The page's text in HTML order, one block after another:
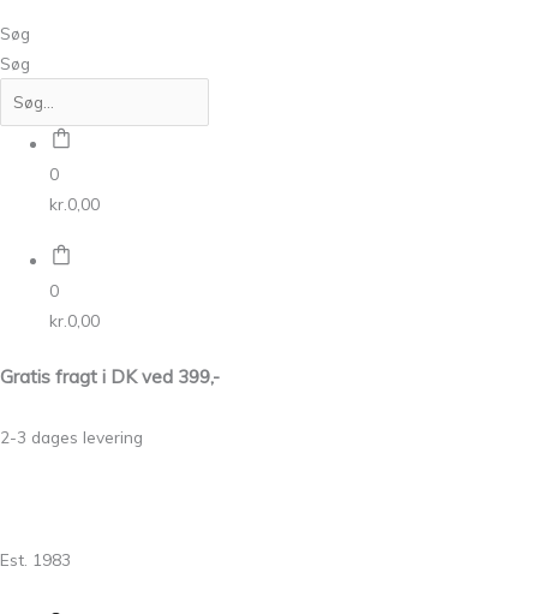
Søg
Søg
0
kr. 0,00
0
kr. 0,00
Gratis fragt i DK ved 399,-
2-3 dages levering
Est. 1983